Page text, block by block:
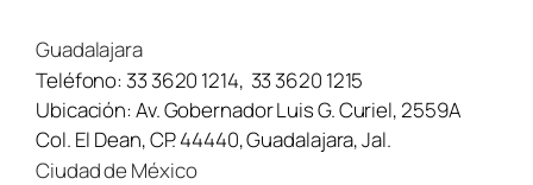
Guadalajara
Teléfono:33 3620 1214, 33 3620 1215
Ubicación:Av. Gobernador Luis G. Curiel, 2559A
Col. El Dean, CP. 44440, Guadalajara, Jal.
Ciudad de México